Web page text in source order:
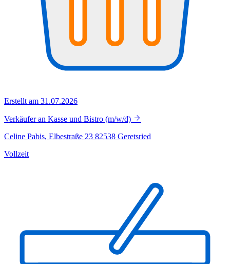
Erstellt am 31.07.2026
Verkäufer an Kasse und Bistro (m/w/d)
Celine Pabis, Elbestraße 23 82538 Geretsried
Vollzeit